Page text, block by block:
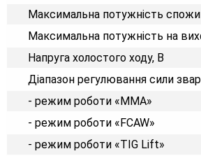
Максимальна потужність
Максимальна потужність на
Напруга холостого ходу, В
Діапазон регулювання сили
- режим роботи «ММА»
- режим роботи «FCAW»
- режим роботи «TIG Lift»